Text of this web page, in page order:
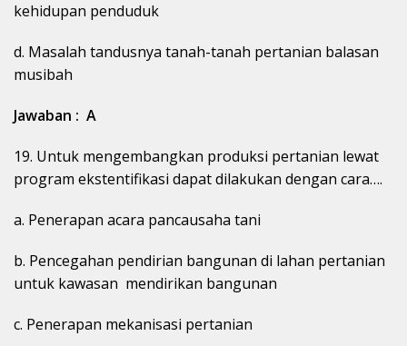
kehidupan penduduk
d. Masalah tandusnya tanah-tanah pertanian balasan
musibah
Jawaban : A
19. Untuk mengembangkan produksi pertanian lewat
program ekstentifikasi dapat dilakukan dengan cara….
a. Penerapan acara pancausaha tani
b. Pencegahan pendirian bangunan di lahan pertanian
untuk kawasan mendirikan bangunan
c. Penerapan mekanisasi pertanian